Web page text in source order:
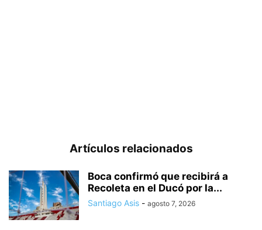
Artículos relacionados
Boca confirmó que recibirá a
Recoleta en el Ducó por la...
Santiago Asis - agosto 7, 2026